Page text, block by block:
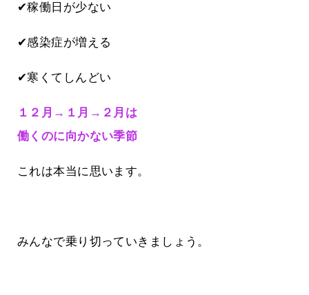
✔稼働日が少ない
✔感染症が増える
✔寒くてしんどい
１２月→１月→２月は
働くのに向かない季節
これは本当に思います。
みんなで乗り切っていきましょう。